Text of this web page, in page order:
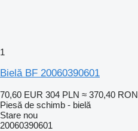
1
Bielă BF 20060390601
70,60 EUR 304 PLN ≈ 370,40 RON
Piesă de schimb - bielă
Stare nou
20060390601